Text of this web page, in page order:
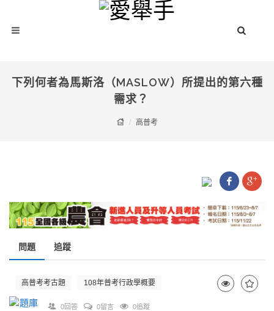
下列何者為馬斯洛（MASLOW）所提出的第六種
需求？
高普考
問題 追蹤
高普考考古題 108年普考行政學概要
0回答 0留言 0追蹤